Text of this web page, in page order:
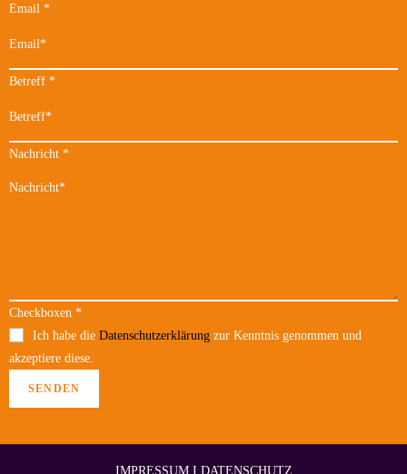
Email *
Betreff *
Nachricht *
Checkboxen *
Ich habe die Datenschutzerklärung zur Kenntnis genommen und
akzeptiere diese.
SENDEN
IMPRESSUMI DATENSCHUTZ